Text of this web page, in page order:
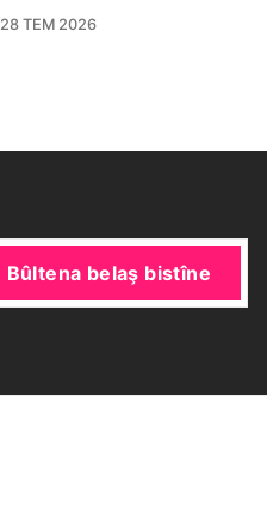
28 TEM 2026
Bûltena belaş bistîne